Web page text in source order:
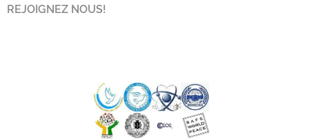
REJOIGNEZ NOUS!